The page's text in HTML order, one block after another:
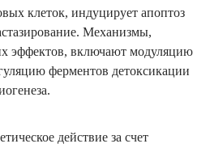
клеток, индуцирует апоптоз
Механизмы,
эффектов, включают модуляцию
ферментов детоксикации
действие за счет